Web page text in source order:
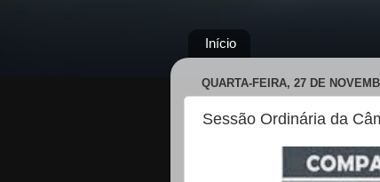
Início
QUARTA-FEIRA, 27 DE
Sessão Ordinária da